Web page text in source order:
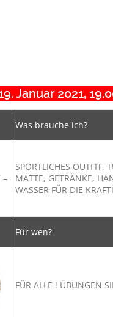
Januar 2021,
Was brauche ich?
–
SPORTLICHES OUTFIT,
MATTE, GETRÄNKE,
WASSER FÜR DIE
Für wen?
FÜR ALLE ! ÜBUNGEN